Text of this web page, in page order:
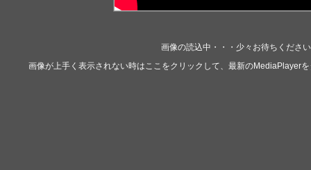
画像の読込中・・・少々お待ちく
画像が上手く表示されない時はここをクリックして、最新のMediaPlayer